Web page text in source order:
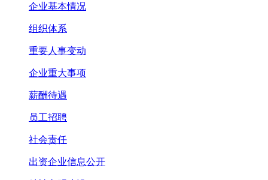
企业基本情况
组织体系
重要人事变动
企业重大事项
薪酬待遇
员工招聘
社会责任
出资企业信息公开